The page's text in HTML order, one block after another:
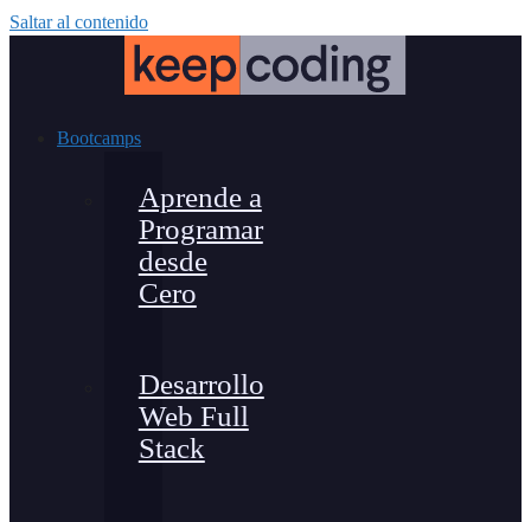
Saltar al contenido
Bootcamps
Aprende a
Programar
desde
Cero
Desarrollo
Web Full
Stack